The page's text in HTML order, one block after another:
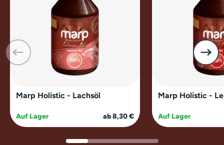
Marp Holistic - Lachsöl
Auf Lager ab 8,30 €
Marp Holistic -
Auf Lager